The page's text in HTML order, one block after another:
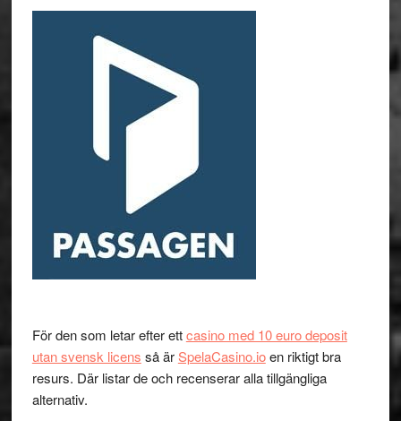
För den som letar efter ettcasino med 10 euro deposit
utan svensk licens så ärSpelaCasino.ioen riktigt bra
resurs. Där listar de och recenserar alla tillgängliga
alternativ.